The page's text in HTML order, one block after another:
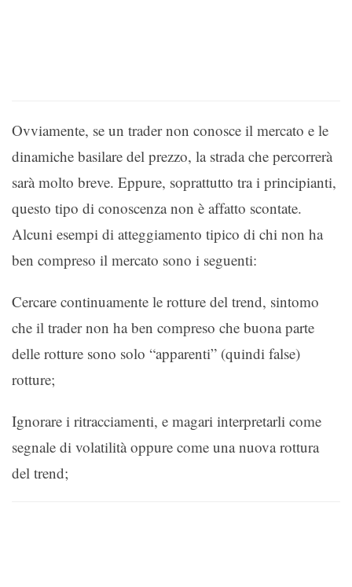
Ovviamente, se un trader non conosce il mercato e le
dinamiche basilare del prezzo, la strada che percorrerà
sarà molto breve. Eppure, soprattutto tra i principianti,
questo tipo di conoscenza non è affatto scontate.
Alcuni esempi di atteggiamento tipico di chi non ha
ben compreso il mercato sono i seguenti:
Cercare continuamente le rotture del trend, sintomo
che il trader non ha ben compreso che buona parte
delle rotture sono solo “apparenti” (quindi false)
rotture;
Ignorare i ritracciamenti, e magari interpretarli come
segnale di volatilità oppure come una nuova rottura
del trend;